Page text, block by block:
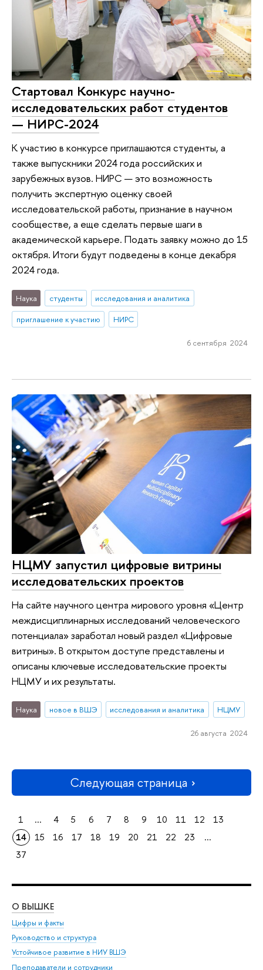
Стартовал Конкурс научно-
исследовательских работ студентов
— НИРС-2024
К участию в конкурсе приглашаются студенты, а
также выпускники 2024 года российских и
зарубежных вузов. НИРС — это возможность
получить экспертную оценку своей
исследовательской работы, признание в научном
сообществе, а еще сделать первые шаги в
академической карьере. Подать заявку можно до 15
октября. Итоги будут подведены в конце декабря
2024 года.
Наука студенты
исследования и аналитика
приглашение к участию
НИРС
6 сентября 2024
НЦМУ запустил цифровые витрины
исследовательских проектов
На сайте научного центра мирового уровня «Центр
междисциплинарных исследований человеческого
потенциала» заработал новый раздел «Цифровые
витрины». В открытом доступе представлены и
описаны ключевые исследовательские проекты
НЦМУ и их результаты.
Наука новое в ВШЭ исследования и аналитика НЦМУ
26 августа 2024
Следующая страница
1 ... 4 5 6 7 8 9 10 11 12
13
14
15 16 17 18 19 20 21 22 23
...
37
О ВЫШКЕ
Цифры и факты
Руководство и структура
Устойчивое развитие в НИУ ВШЭ
Преподаватели и сотрудники